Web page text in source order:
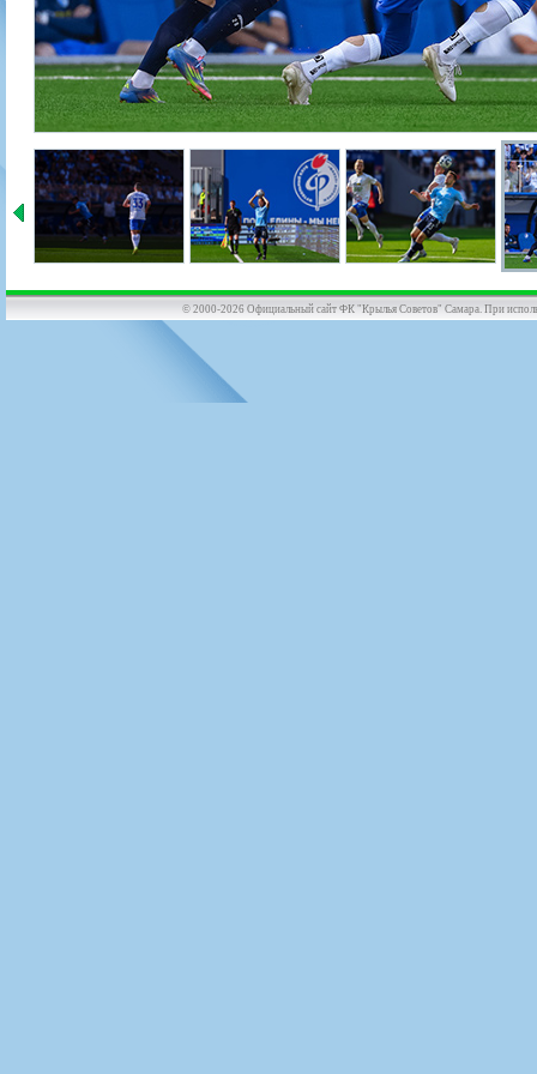
© 2000-2026 Официальный сайт ФК "Крылья Советов" Самара. При